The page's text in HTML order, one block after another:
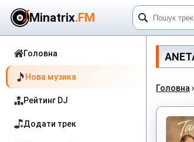
Minatrix.FM
Головна
Нова музика
Рейтинг DJ
Додати трек
Головна ›